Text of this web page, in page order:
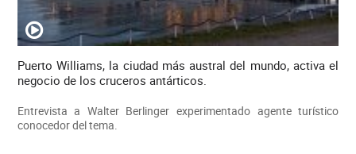
Puerto Williams, la ciudad más austral del mundo, activa el
negocio de los cruceros antárticos.
Entrevista a Walter Berlinger experimentado agente turístico
conocedor del tema.